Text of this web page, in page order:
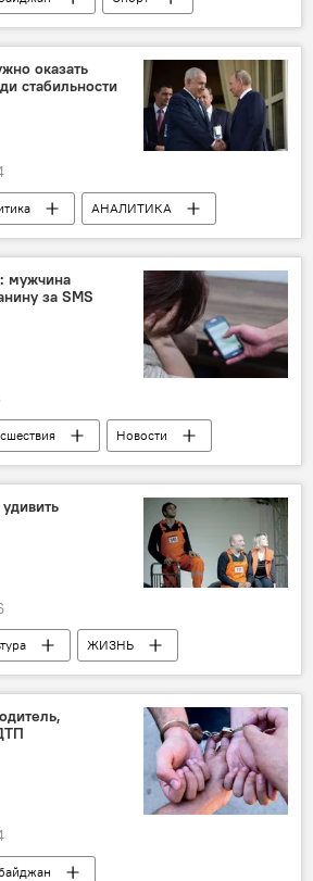
Алиев
победа
оказать
стабильности
АНАЛИТИКА
Россия
Иран
мужчина
за SMS
Новости
расправа
ЖИЗНЬ
Казахстан